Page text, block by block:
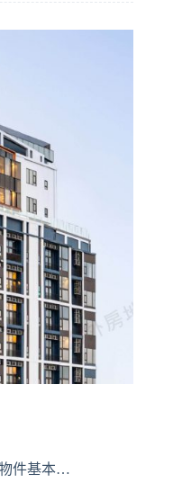
件基本…